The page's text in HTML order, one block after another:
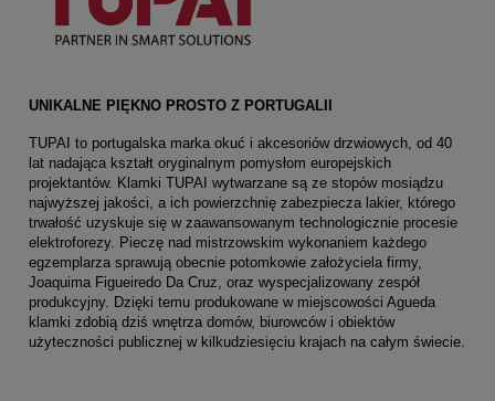
UNIKALNE PIĘKNO PROSTO Z PORTUGALII
TUPAI to portugalska marka okuć i akcesoriów drzwiowych, od 40
lat nadająca kształt oryginalnym pomysłom europejskich
projektantów. Klamki TUPAI wytwarzane są ze stopów mosiądzu
najwyższej jakości, a ich powierzchnię zabezpiecza lakier, którego
trwałość uzyskuje się w zaawansowanym technologicznie procesie
elektroforezy. Pieczę nad mistrzowskim wykonaniem każdego
egzemplarza sprawują obecnie potomkowie założyciela firmy,
Joaquima Figueiredo Da Cruz, oraz wyspecjalizowany zespół
produkcyjny. Dzięki temu produkowane w miejscowości Agueda
klamki zdobią dziś wnętrza domów, biurowców i obiektów
użyteczności publicznej w kilkudziesięciu krajach na całym świecie.